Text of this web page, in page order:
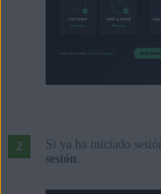
Si ya ha iniciado
sesión.